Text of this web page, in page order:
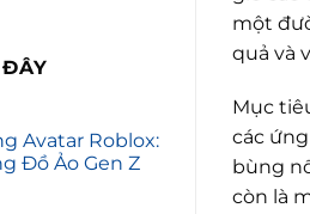
Avatar Roblox:
Đồ Ảo Gen Z
một
quả và
Mục
các
bùng
còn là